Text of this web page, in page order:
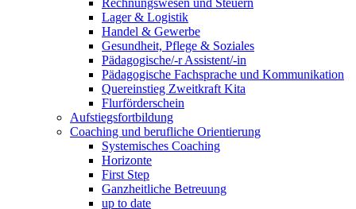
Rechnungswesen und Steuern
Lager & Logistik
Handel & Gewerbe
Gesundheit, Pflege & Soziales
Pädagogische/-r Assistent/-in
Pädagogische Fachsprache und Kommunikation
Quereinstieg Zweitkraft Kita
Flurförderschein
Aufstiegsfortbildung
Coaching und berufliche Orientierung
Systemisches Coaching
Horizonte
First Step
Ganzheitliche Betreuung
up to date